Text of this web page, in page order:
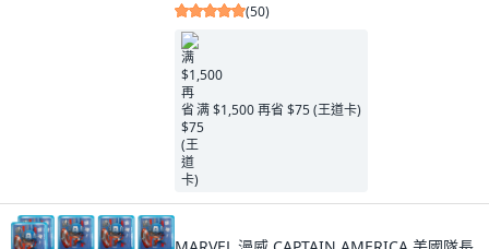
(50)
满 $1,500 再省 $75 (王道卡)